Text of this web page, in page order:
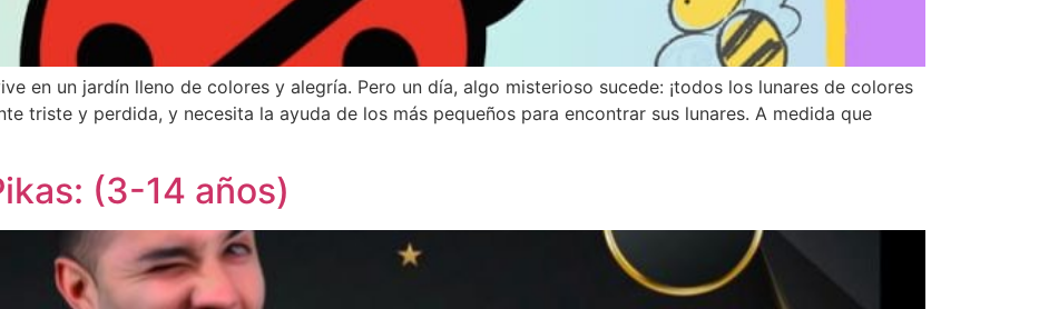
en un jardín lleno de colores y alegría. Pero un día, algo misterioso sucede: ¡todos los lunares de colores
triste y perdida, y necesita la ayuda de los más pequeños para encontrar sus lunares. A medida que
(3-14 años)